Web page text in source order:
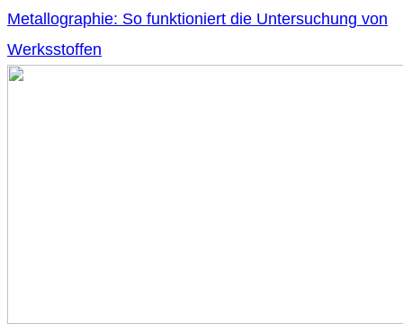
Metallographie: So funktioniert die Untersuchung von
Werksstoffen